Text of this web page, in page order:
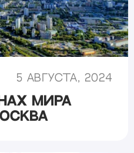
5 августа, 2024
мира